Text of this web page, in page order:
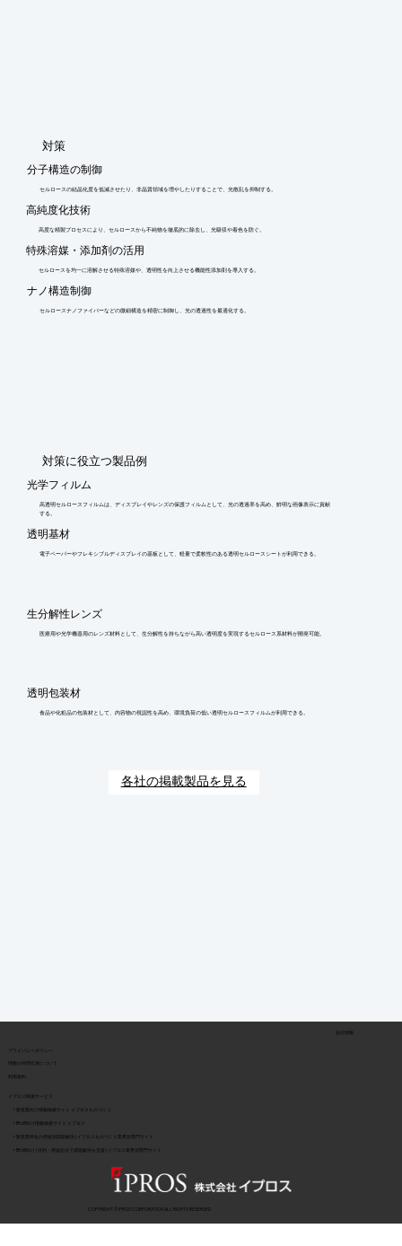
​対策
分子構造の制御
セルロースの結晶化度を低減させたり、非晶質領域を増やしたりすることで、光散乱を抑制する。
高純度化技術
高度な精製プロセスにより、セルロースから不純物を徹底的に除去し、光吸収や着色を防ぐ。
特殊溶媒・添加剤の活用
セルロースを均一に溶解させる特殊溶媒や、透明性を向上させる機能性添加剤を導入する。
ナノ構造制御
セルロースナノファイバーなどの微細構造を精密に制御し、光の透過性を最適化する。
​対策に役立つ製品例
光学フィルム
高透明セルロースフィルムは、ディスプレイやレンズの保護フィルムとして、光の透過率を高め、鮮明な画像表示に貢献
する。
透明基材
電子ペーパーやフレキシブルディスプレイの基板として、軽量で柔軟性のある透明セルロースシートが利用できる。
生分解性レンズ
医療用や光学機器用のレンズ材料として、生分解性を持ちながら高い透明度を実現するセルロース系材料が開発可能。
透明包装材
食品や化粧品の包装材として、内容物の視認性を高め、環境負荷の低い透明セルロースフィルムが利用できる。
各社の掲載製品を見る
​情報の外部伝達について
会社情報
COPYRIGHT © IPROS CORPORATION ALL RIGHTS RESERVED
> 製造業特化の用途別課題解決 | イプロスものづくり業界別専門サイト
> BtoB向け情報検索サイト イプロス
> BtoB向け | 目的・用途起点で課題解決を支援 | イプロス業界別専門サイト
> 製造業向け情報検索サイト イプロスものづくり
イプロス関連サービス